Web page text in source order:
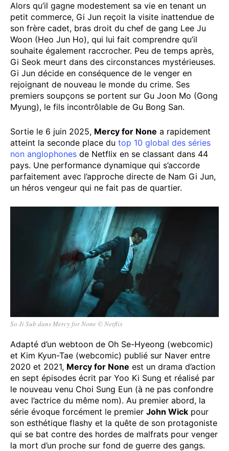
Alors qu’il gagne modestement sa vie en tenant un
petit commerce, Gi Jun reçoit la visite inattendue de
son frère cadet, bras droit du chef de gang Lee Ju
Woon (Heo Jun Ho), qui lui fait comprendre qu’il
souhaite également raccrocher. Peu de temps après,
Gi Seok meurt dans des circonstances mystérieuses.
Gi Jun décide en conséquence de le venger en
rejoignant de nouveau le monde du crime. Ses
premiers soupçons se portent sur Gu Joon Mo (Gong
Myung), le fils incontrôlable de Gu Bong San.
Sortie le 6 juin 2025, Mercy for None a rapidement
atteint la seconde place du top 10 global des séries
non anglophones de Netflix en se classant dans 44
pays. Une performance dynamique qui s’accorde
parfaitement avec l’approche directe de Nam Gi Jun,
un héros vengeur qui ne fait pas de quartier.
So Ji Sub dans Mercy for None © Netflix
Adapté d’un webtoon de Oh Se-Hyeong (webcomic)
et Kim Kyun-Tae (webcomic) publié sur Naver entre
2020 et 2021, Mercy for None est un drama d’action
en sept épisodes écrit par Yoo Ki Sung et réalisé par
le nouveau venu Choi Sung Eun (à ne pas confondre
avec l’actrice du même nom). Au premier abord, la
série évoque forcément le premier John Wick pour
son esthétique flashy et la quête de son protagoniste
qui se bat contre des hordes de malfrats pour venger
la mort d’un proche sur fond de guerre des gangs.